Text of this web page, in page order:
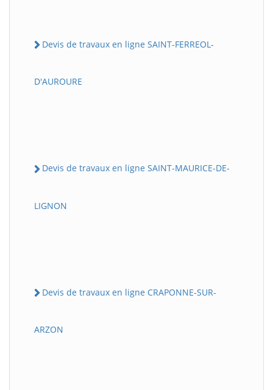
Devis de travaux en ligne SAINT-FERREOL-
D'AUROURE
Devis de travaux en ligne SAINT-MAURICE-DE-
LIGNON
Devis de travaux en ligne CRAPONNE-SUR-
ARZON